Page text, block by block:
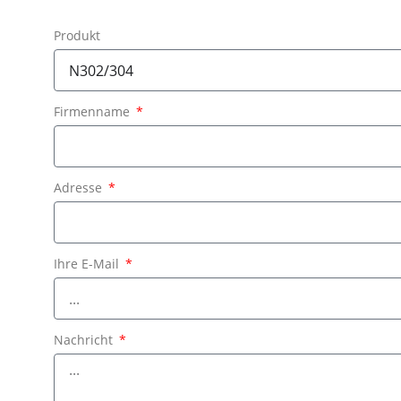
Produkt
Firmenname
Adresse
Ihre E-Mail
Nachricht